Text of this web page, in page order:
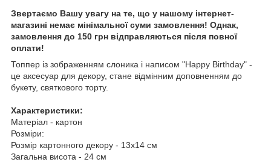
Звертаємо Вашу увагу на те, що у нашому інтернет-
магазині немає мінімальної суми замовлення! Однак,
замовлення до 150 грн відправляються після повної
оплати!
Топпер із зображенням слоника і написом "Happy Birthday" -
це аксесуар для декору, стане відмінним доповненням до
букету, святкового торту.
Характеристики:
Матеріал - картон
Розміри:
Розмір картонного декору - 13х14 см
Загальна висота - 24 см